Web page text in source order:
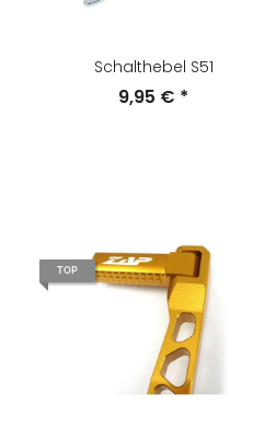
Schalthebel S51
9,95 € *
TOP